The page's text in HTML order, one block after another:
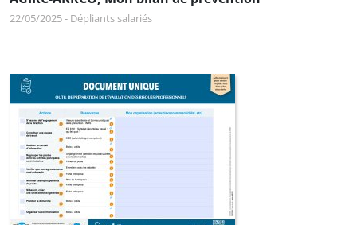
22/05/2025- Dépliants salariés